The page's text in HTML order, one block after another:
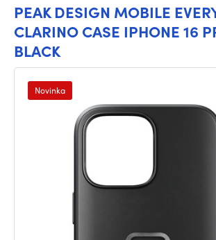
PEAK DESIGN MOBILE
CLARINO CASE IPHONE 16
BLACK
Novinka